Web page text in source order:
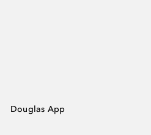
Douglas App